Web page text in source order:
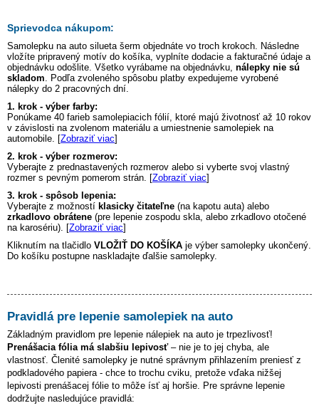
Sprievodca nákupom:
Samolepku na auto silueta šerm objednáte vo troch krokoch. Následne
vložíte pripravený motív do košíka, vyplníte dodacie a fakturačné údaje a
objednávku odošlite. Všetko vyrábame na objednávku, nálepky nie sú
skladom . Podľa zvoleného spôsobu platby expedujeme vyrobené
nálepky do 2 pracovných dní.
1. krok - výber farby:
Ponúkame 40 farieb samolepiacich fólií, ktoré majú životnosť až 10 rokov
v závislosti na zvolenom materiálu a umiestnenie samolepiek na
automobile. [Zobraziť viac]
2. krok - výber rozmerov:
Vyberajte z prednastavených rozmerov alebo si vyberte svoj vlastný
rozmer s pevným pomerom strán. [Zobraziť viac]
3. krok - spôsob lepenia:
Vyberajte z možností klasicky čitateľne (na kapotu auta) alebo
zrkadlovo obrátene (pre lepenie zospodu skla, alebo zrkadlovo otočené
na karosériu). [Zobraziť viac]
Kliknutím na tlačidlo VLOŽIŤ DO KOŠÍKA je výber samolepky ukončený.
Do košíku postupne naskladajte ďalšie samolepky.
Pravidlá pre lepenie samolepiek na auto
Základným pravidlom pre lepenie nálepiek na auto je trpezlivosť!
Prenášacia fólia má slabšiu lepivosť– nie je to jej chyba, ale
vlastnosť. Členité samolepky je nutné správnym přihlazením preniesť z
podkladového papiera - chce to trochu cviku, pretože vďaka nižšej
lepivosti prenášacej fólie to môže ísť aj horšie. Pre správne lepenie
dodržujte nasledujúce pravidlá: